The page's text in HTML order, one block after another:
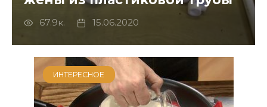
67.9к. 15.06.2020
ИНТЕРЕСНОЕ